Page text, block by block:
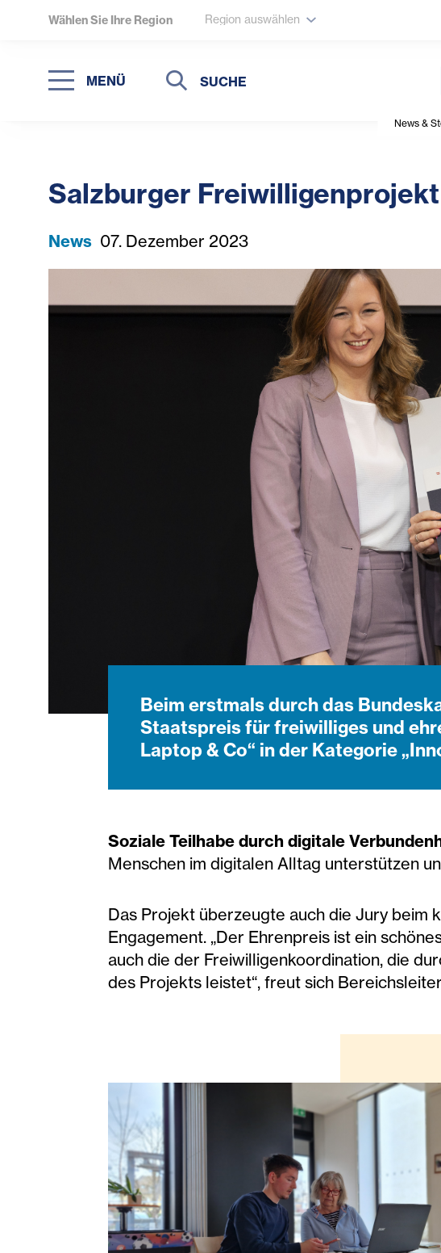
Wählen Sie Ihre Region Region auswählen
MENÜ
Suche
Suche
News &
Salzburger
News 07. Dezember 2023
Beim erstmals durch das
Staatspreis für freiwilliges und
Laptop & Co“ in der Kategorie
Soziale Teilhabe durch digitale
Menschen im digitalen Alltag unterstützen
Das Projekt überzeugte auch die Jury beim
Engagement. „Der Ehrenpreis ist ein
auch die der Freiwilligenkoordination, die
des Projekts leistet“, freut sich